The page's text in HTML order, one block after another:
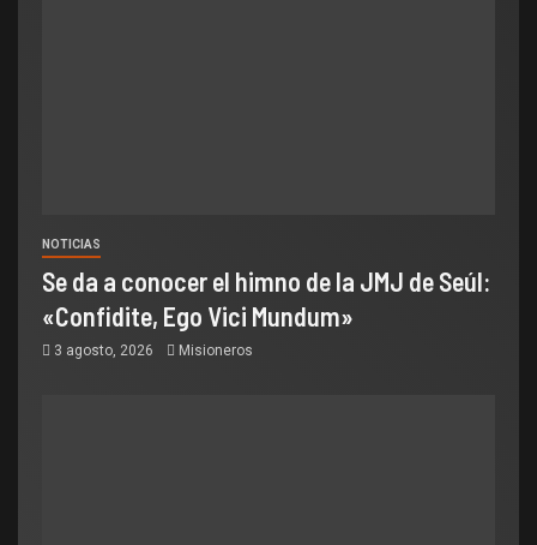
NOTICIAS
Se da a conocer el himno de la JMJ de Seúl:
«Confidite, Ego Vici Mundum»
3 agosto, 2026 Misioneros